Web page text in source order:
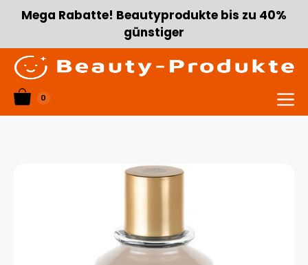
Zum
Inhalt
Mega Rabatte! Beautyprodukte bis zu 40%
günstiger
0
Menü